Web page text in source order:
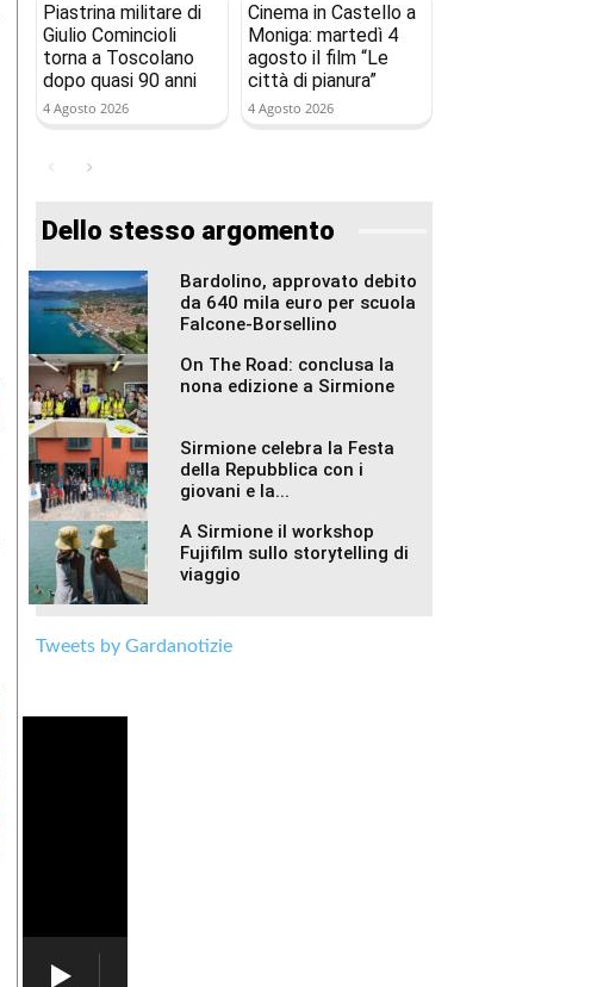
Piastrina militare di
Giulio Comincioli
torna a Toscolano
dopo quasi 90 anni
4 Agosto 2026
Cinema in Castello a
Moniga: martedì 4
agosto il film “Le
città di pianura”
4 Agosto 2026
Dello stesso argomento
Bardolino, approvato debito
da 640 mila euro per scuola
Falcone-Borsellino
On The Road: conclusa la
nona edizione a Sirmione
Sirmione celebra la Festa
della Repubblica con i
giovani e la...
A Sirmione il workshop
Fujifilm sullo storytelling di
viaggio
Tweets by Gardanotizie